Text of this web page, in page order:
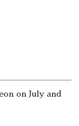
on July and